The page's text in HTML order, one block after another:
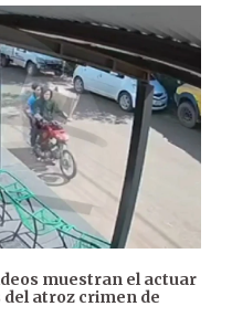
muestran el actuar
atroz crimen de